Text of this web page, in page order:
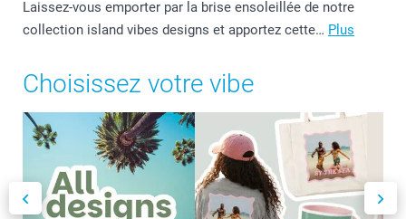
Laissez-vous emporter par la brise ensoleillée de notre
collection island vibes designs et apportez cette… Plus
Choisissez votre vibe